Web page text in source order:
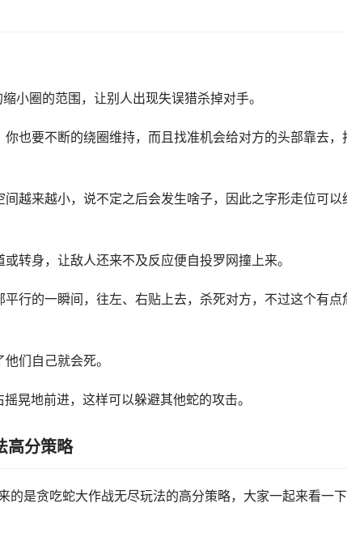
小圈的范围，让别人出现失误猎杀掉对手。
也要不断的绕圈维持，而且找准机会给对方的头部靠去，
越来越小，说不定之后会发生啥子，因此之字形走位可以
转身，让敌人还来不及反应便自投罗网撞上来。
行的一瞬间，往左、右贴上去，杀死对方，不过这个有点
们自己就会死。
晃地前进，这样可以躲避其他蛇的攻击。
高分策略
是贪吃蛇大作战无尽玩法的高分策略，大家一起来看一下